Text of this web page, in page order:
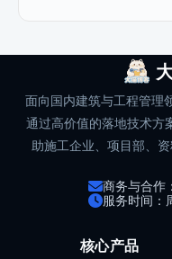
面向国内建筑与工程管理
通过高价值的落地技术方
助施工企业、项目部、
商务与合作
服务时间
核心产品